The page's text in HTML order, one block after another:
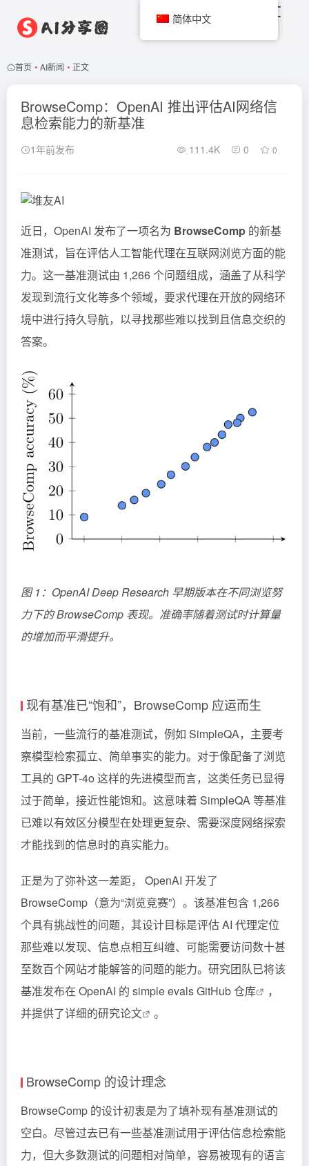
首页 • AI新闻 • 正文
BrowseComp：OpenAI 推出评估AI网络信
息检索能力的新基准
1年前发布 111.4K 0 0
近日，OpenAI 发布了一项名为 BrowseComp 的新基
准测试，旨在评估人工智能代理在互联网浏览方面的能
力。这一基准测试由 1,266 个问题组成，涵盖了从科学
发现到流行文化等多个领域，要求代理在开放的网络环
境中进行持久导航，以寻找那些难以找到且信息交织的
答案。
图 1：OpenAI Deep Research 早期版本在不同浏览努
力下的 BrowseComp 表现。准确率随着测试时计算量
的增加而平滑提升。
现有基准已“饱和”，BrowseComp 应运而生
当前，一些流行的基准测试，例如 SimpleQA，主要考
察模型检索孤立、简单事实的能力。对于像配备了浏览
工具的 GPT-4o 这样的先进模型而言，这类任务已显得
过于简单，接近性能饱和。这意味着 SimpleQA 等基准
已难以有效区分模型在处理更复杂、需要深度网络探索
才能找到的信息时的真实能力。
正是为了弥补这一差距， OpenAI 开发了
BrowseComp（意为“浏览竞赛”）。该基准包含 1,266
个具有挑战性的问题，其设计目标是评估 AI 代理定位
那些难以发现、信息点相互纠缠、可能需要访问数十甚
至数百个网站才能解答的问题的能力。研究团队已将该
基准发布在 OpenAI 的 simple evals GitHub 仓库
，
并提供了详细的研究论文 。
BrowseComp 的设计理念
BrowseComp 的设计初衷是为了填补现有基准测试的
空白。尽管过去已有一些基准测试用于评估信息检索能
力，但大多数测试的问题相对简单，容易被现有的语言
简体中文